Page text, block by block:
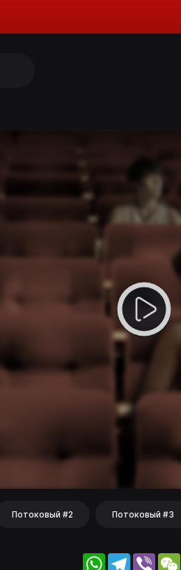
Потоковый #2 Потоковый #3
WhatsApp
Telegram
Viber